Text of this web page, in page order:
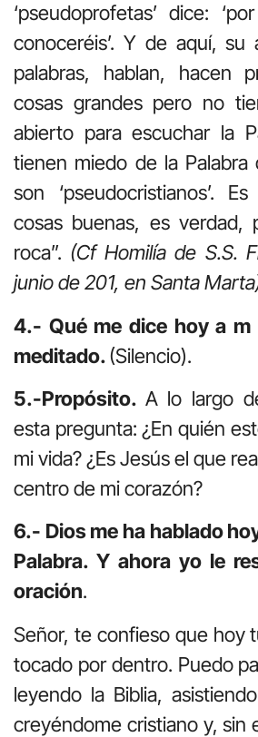
‘pseudoprofetas’ dice:
conoceréis’. Y de aquí, su
palabras, hablan, hacen
cosas grandes pero no
abierto para escuchar la
tienen miedo de la
son ‘pseudocristianos’.
cosas buenas, es verdad,
roca”. (Cf Homilía de S.S.
junio de 201, en Santa
4.- Qué me dice hoy a
meditado.(Silencio).
5.-Propósito. A lo largo
esta pregunta: ¿En quién
mi vida? ¿Es Jesús el que
centro de mi corazón?
6.- Dios me ha hablado
Palabra. Y ahora yo le
oración.
Señor, te confieso que hoy
tocado por dentro. Puedo
leyendo la Biblia,
creyéndome cristiano y, sin